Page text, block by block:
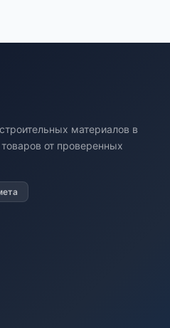
материалов в
от проверенных